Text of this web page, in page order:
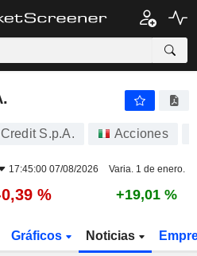
S.p.A. Acciones
17:45:00 07/08/2026 Varia. 1 de enero.
% +19,01 %
Gráficos Noticias